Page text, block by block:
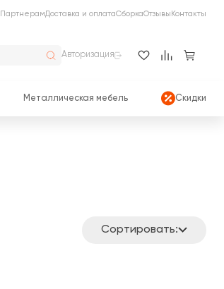
ПартнерамДоставка и оплатаСборкаОтзывы Контакты
Авторизация
Металлическая мебель Скидки
Сортировать: